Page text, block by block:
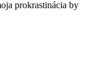
prokrastinácia by